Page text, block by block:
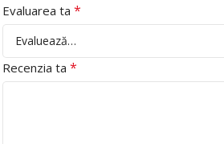
Evaluarea ta *
Recenzia ta *